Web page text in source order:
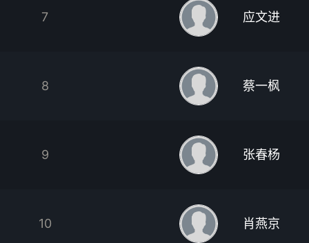
7 应文进
8 蔡一枫
9 张春杨
10 肖燕京